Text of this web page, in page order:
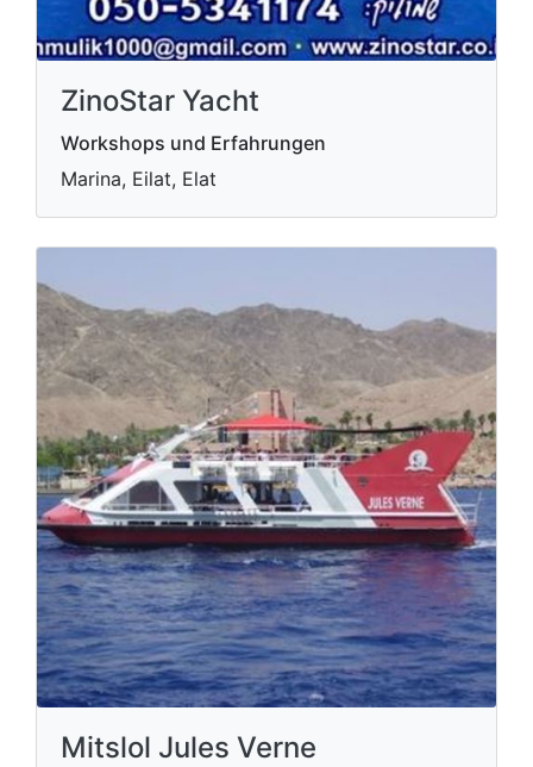
ZinoStar Yacht
Workshops und Erfahrungen
Marina, Eilat, Elat
Mitslol Jules Verne